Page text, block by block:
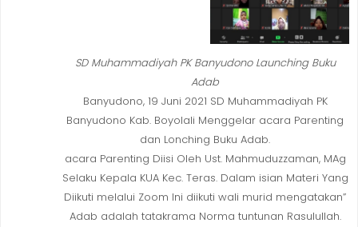
SD Muhammadiyah PK Banyudono Launching Buku
Adab
Banyudono, 19 Juni 2021 SD Muhammadiyah PK
Banyudono Kab. Boyolali Menggelar acara Parenting
dan Lonching Buku Adab.
acara Parenting Diisi Oleh Ust. Mahmuduzzaman, MAg
Selaku Kepala KUA Kec. Teras. Dalam isian Materi Yang
Diikuti melalui Zoom Ini diikuti wali murid mengatakan”
Adab adalah tatakrama Norma tuntunan Rasulullah.